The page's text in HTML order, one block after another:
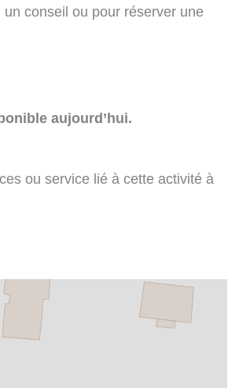
conseil ou pour réserver une
aujourd’hui.
ou service lié à cette activité à